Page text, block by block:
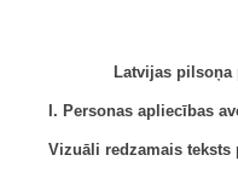
Latvijas pilsoņa
I. Personas apliecības
Vizuāli redzamais teksts